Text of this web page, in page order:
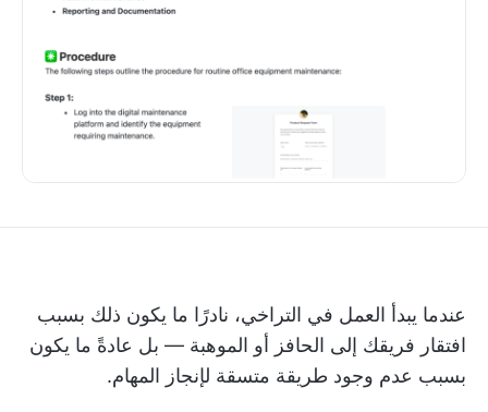
عندما يبدأ العمل في التراخي، نادرًا ما يكون ذلك بسبب
افتقار فريقك إلى الحافز أو الموهبة — بل عادةً ما يكون
بسبب عدم وجود طريقة متسقة لإنجاز المهام.